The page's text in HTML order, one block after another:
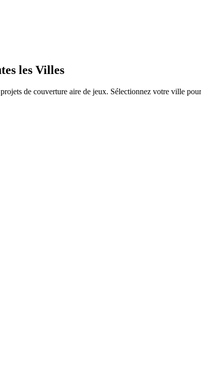
les Villes
de couverture aire de jeux. Sélectionnez votre ville